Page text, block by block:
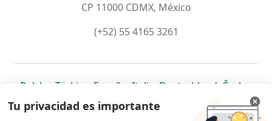
CP 11000 CDMX, México
(+52) 55 4165 3261
Polska se abre en una nueva pestaña
Türkiye se abre en una nueva pestaña
España se abre en una nueva pestaña
Italia se abre en una nueva
Deutschlandse abre en
Česko
Portugal
se abre en una nueva pestaña
México se abre en una nueva pestaña
Chile se abre en una nueva pestaña
Brasil se abre en una nueva
se abre en
se
se abre en una nueva
Tu privacidad es importante